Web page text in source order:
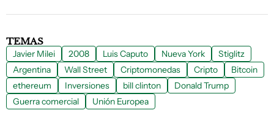
TEMAS
Javier Milei 2008 Luis Caputo Nueva York
Stiglitz
Argentina
Wall Street Criptomonedas Cripto
Bitcoin
ethereum
Inversiones bill clinton
Donald Trump
Guerra comercial
Unión Europea